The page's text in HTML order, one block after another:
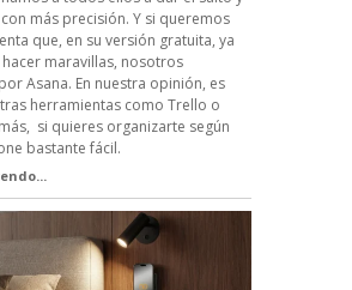
más precisión. Y si queremos
que, en su versión gratuita, ya
maravillas, nosotros
Asana. En nuestra opinión, es
herramientas como Trello o
si quieres organizarte según
bastante fácil.